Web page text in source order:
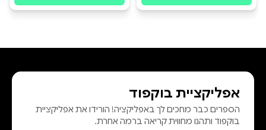
אפליקציית בוקפוד
הספרים כבר מחכים לך באפליקציה! הורידו את אפליקציית
בוקפוד ותהנו מחווית קריאה ברמה אחרת.